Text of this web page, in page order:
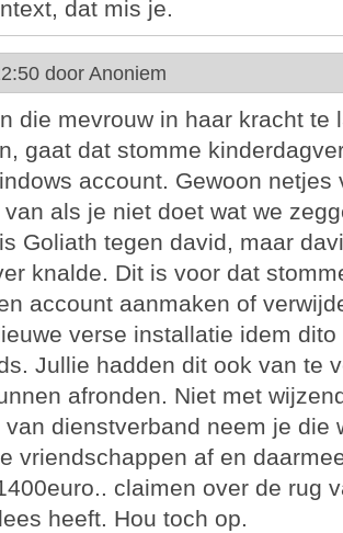
dat mis je.
door Anoniem
die mevrouw in haar kracht
gaat dat stomme
account. Gewoon
als je niet doet wat we
Goliath tegen david, maar
knalde. Dit is voor dat
account aanmaken of
verse installatie idem
Jullie hadden dit ook van te
afronden. Niet met
dienstverband neem je die
vriendschappen af en
claimen over de rug
heeft. Hou toch op.